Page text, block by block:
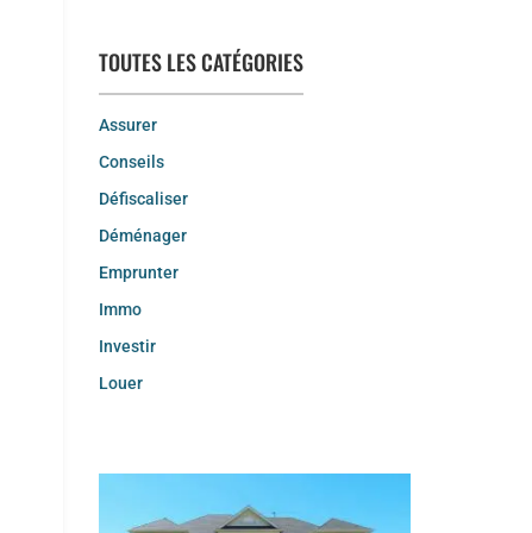
TOUTES LES CATÉGORIES
Assurer
Conseils
Défiscaliser
Déménager
Emprunter
Immo
Investir
Louer